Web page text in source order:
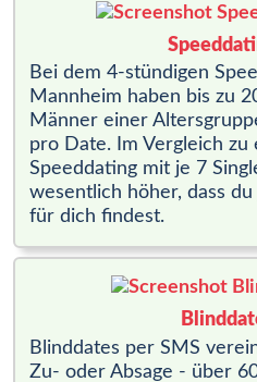
Bei dem 4-stündigen
Mannheim haben bis zu
Männer einer
pro Date. Im Vergleich zu
Speeddating mit je 7
wesentlich höher, dass
für dich findest.
Blinddates per SMS
Zu- oder Absage - über